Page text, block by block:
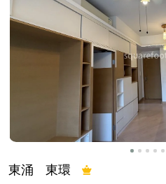
東涌 東環